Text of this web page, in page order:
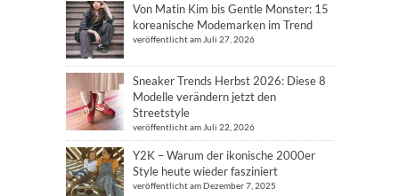
Von Matin Kim bis Gentle Monster: 15
koreanische Modemarken im Trend
veröffentlicht am Juli 27, 2026
Sneaker Trends Herbst 2026: Diese 8
Modelle verändern jetzt den
Streetstyle
veröffentlicht am Juli 22, 2026
Y2K – Warum der ikonische 2000er
Style heute wieder fasziniert
veröffentlicht am Dezember 7, 2025